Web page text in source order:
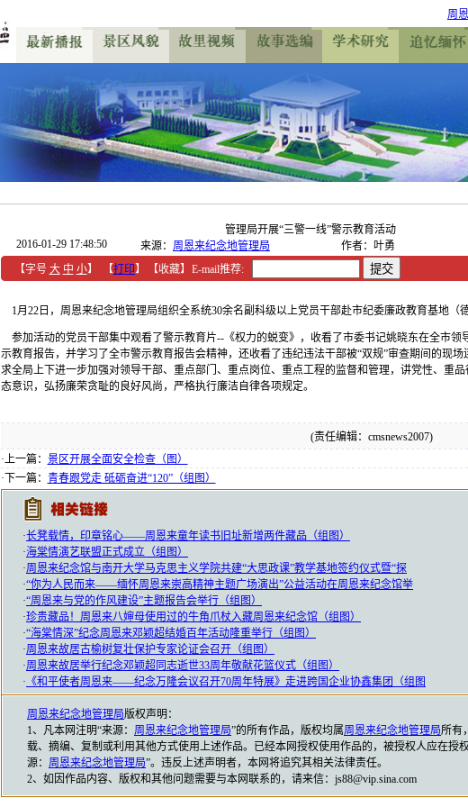
周
管理局开展“三警一线”警示教育活动
2016-01-29 17:48:50
来源： 周恩来纪念地管理局 作者：叶勇
【字号 大 中 小】 【打印】 【收藏】 E-mail推荐:
1月22日，周恩来纪念地管理局组织全系统30余名副科级以上党员干部赴市纪委廉政教育基地（
参加活动的党员干部集中观看了警示教育片--《权力的蜕变》，收看了市委书记姚晓东在全市领
示教育报告，并学习了全市警示教育报告会精神，还收看了违纪违法干部被“双规”审查期间的现
求全局上下进一步加强对领导干部、重点部门、重点岗位、重点工程的监督和管理，讲党性、重
态意识，弘扬廉荣贪耻的良好风尚，严格执行廉洁自律各项规定。
(责任编辑：cmsnews2007)
·上一篇： 景区开展全面安全检查（图）
·下一篇： 青春跟党走 砥砺奋进“120”（组图）
·长凳载情，印章铭心——周恩来童年读书旧址新增两件藏品（组图）
·海棠情演艺联盟正式成立（组图）
·周恩来纪念馆与南开大学马克思主义学院共建“大思政课”教学基地签约仪式暨“探
·“你为人民而来——缅怀周恩来崇高精神主题广场演出”公益活动在周恩来纪念馆举
·“周恩来与党的作风建设”主题报告会举行（组图）
·珍贵藏品！周恩来八婶母使用过的牛角爪杖入藏周恩来纪念馆（组图）
·“海棠情深”纪念周恩来邓颖超结婚百年活动隆重举行（组图）
·周恩来故居古榆树复壮保护专家论证会召开（组图）
·周恩来故居举行纪念邓颖超同志逝世33周年敬献花篮仪式（组图）
· 《和平使者周恩来——纪念万隆会议召开70周年特展》走进跨国企业协鑫集团（组图
周恩来纪念地管理局版权声明：
1、凡本网注明“来源： 周恩来纪念地管理局”的所有作品，版权均属周恩来纪念地管理局所有
载、摘编、复制或利用其他方式使用上述作品。已经本网授权使用作品的，被授权人应在授
源： 周恩来纪念地管理局”。违反上述声明者，本网将追究其相关法律责任。
2、如因作品内容、版权和其他问题需要与本网联系的，请来信：js88@vip.sina.com